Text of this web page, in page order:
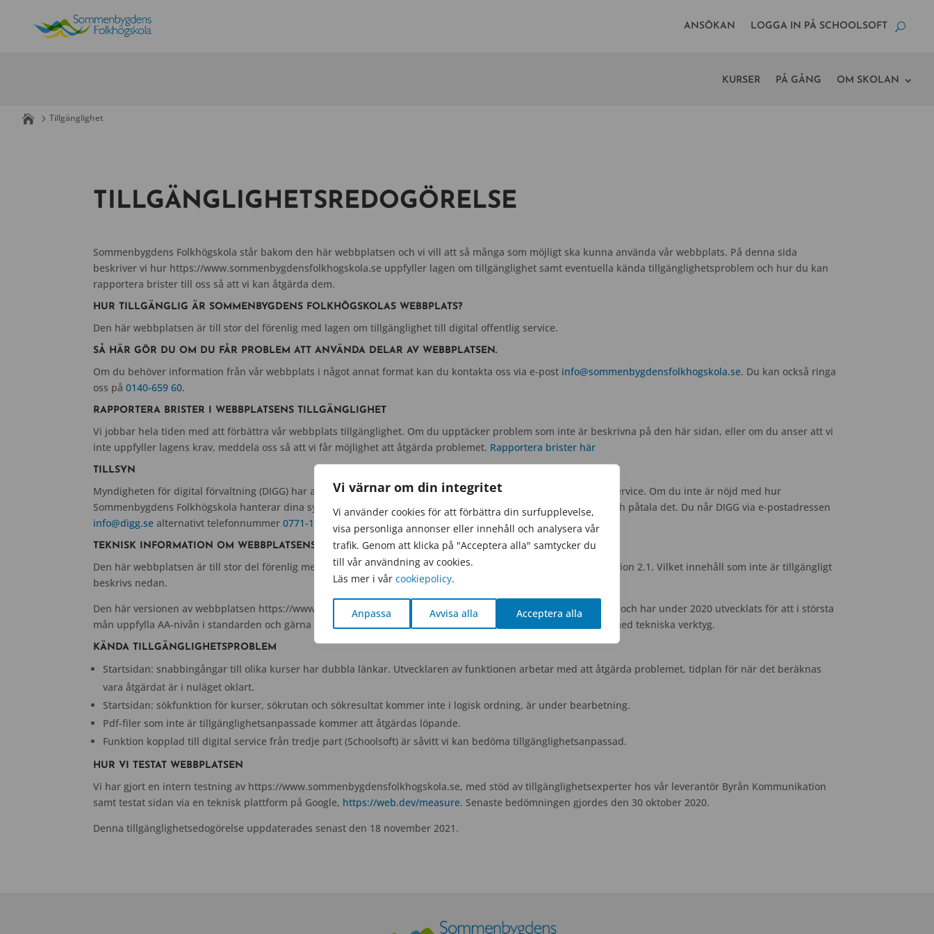
content
Vi värnar om din integritet
Vi använder cookies för att förbättra din surfupplevelse,
visa personliga annonser eller innehåll och analysera vår
trafik. Genom att klicka på "Acceptera alla" samtycker du
till vår användning av cookies.
Läs mer i vår cookiepolicy.
Anpassa Avvisa alla Acceptera alla
ANSÖKAN LOGGA IN PÅ SCHOOLSOFT
KURSER PÅ GÅNG OM SKOLAN
Tillgänglighet
TILLGÄNGLIGHETSREDOGÖRELSE
Sommenbygdens Folkhögskola står bakom den här webbplatsen och vi vill att så många som möjligt ska kunna använda vår webbplats. På denna sida
beskriver vi hur https://www.sommenbygdensfolkhogskola.se uppfyller lagen om tillgänglighet samt eventuella kända tillgänglighetsproblem och hur du kan
rapportera brister till oss så att vi kan åtgärda dem.
HUR TILLGÄNGLIG ÄR SOMMENBYGDENS FOLKHÖGSKOLAS WEBBPLATS?
Den här webbplatsen är till stor del förenlig med lagen om tillgänglighet till digital offentlig service.
SÅ HÄR GÖR DU OM DU FÅR PROBLEM ATT ANVÄNDA DELAR AV WEBBPLATSEN.
Om du behöver information från vår webbplats i något annat format kan du kontakta oss via e-post info@sommenbygdensfolkhogskola.se. Du kan också ringa
oss på0140-659 60.
RAPPORTERA BRISTER I WEBBPLATSENS TILLGÄNGLIGHET
Vi jobbar hela tiden med att förbättra vår webbplats tillgänglighet. Om du upptäcker problem som inte är beskrivna på den här sidan, eller om du anser att vi
inte uppfyller lagens krav, meddela oss så att vi får möjlighet att åtgärda problemet. Rapportera brister här
TILLSYN
Myndigheten för digital förvaltning (DIGG) har ansvaret för tillsyn av lagen om tillgänglighet till digital offentlig service. Om du inte är nöjd med hur
Sommenbygdens Folkhögskola hanterar dina synpunkter kan du kontakta Myndigheten för digital förvaltning och påtala det. Du når DIGG via e-postadressen
info@digg.se alternativt telefonnummer0771-11 44 00
TEKNISK INFORMATION OM WEBBPLATSENS TILLGÄNGLIGHET
Den här webbplatsen är till stor del förenlig med nivå AA i standarden Web Content Accessibility Guidelines version 2.1. Vilket innehåll som inte är tillgängligt
beskrivs nedan.
Den här versionen av webbplatsen https://www.sommenbygdensfolkhogskola.se, publicerades den 30 juni 2019 och har under 2020 utvecklats för att i största
mån uppfylla AA-nivån i standarden och gärna AAA-nivån, när det bedöms som rimligt. Webbplatsen är testad med tekniska verktyg.
KÄNDA TILLGÄNGLIGHETSPROBLEM
Startsidan: snabbingångar till olika kurser har dubbla länkar. Utvecklaren av funktionen arbetar med att åtgärda problemet, tidplan för när det beräknas
vara åtgärdat är i nuläget oklart.
Startsidan: sökfunktion för kurser, sökrutan och sökresultat kommer inte i logisk ordning, är under bearbetning.
Pdf-filer som inte är tillgänglighetsanpassade kommer att åtgärdas löpande.
Funktion kopplad till digital service från tredje part (Schoolsoft) är såvitt vi kan bedöma tillgänglighetsanpassad.
HUR VI TESTAT WEBBPLATSEN
Vi har gjort en intern testning av https://www.sommenbygdensfolkhogskola.se, med stöd av tillgänglighetsexperter hos vår leverantör Byrån Kommunikation
samt testat sidan via en teknisk plattform på Google, https://web.dev/measure. Senaste bedömningen gjordes den 30 oktober 2020.
Denna tillgänglighetsedogörelse uppdaterades senast den 18 november 2021.